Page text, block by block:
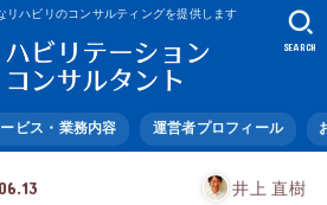
リハビリのコンサルティングを提供します
ビス・業務内容 運営者プロフィール
SEARCH
井上 直樹